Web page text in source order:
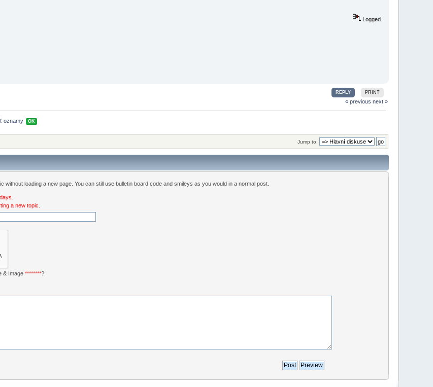
Logged
REPLY PRINT
« previous next »
oznamy OK
Jump to:
without loading a new page. You can still use bulletin board code and smileys as you would in a normal post.
a new topic.
& Image********?: